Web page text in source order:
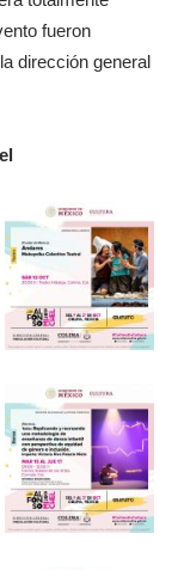
fueron
dirección general